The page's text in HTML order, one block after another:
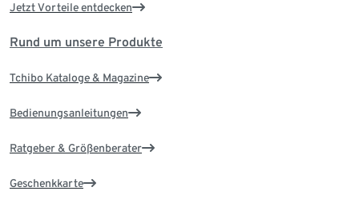
Jetzt Vorteile entdecken
Rund um unsere Produkte
Tchibo Kataloge & Magazine
Bedienungsanleitungen
Ratgeber & Größenberater
Geschenkkarte